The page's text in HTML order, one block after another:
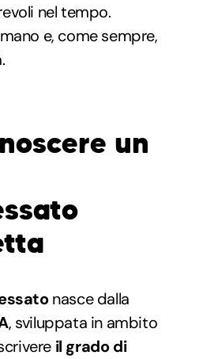
nel tempo.
e, come sempre,
un
nasce dalla
, sviluppata in ambito
il grado di